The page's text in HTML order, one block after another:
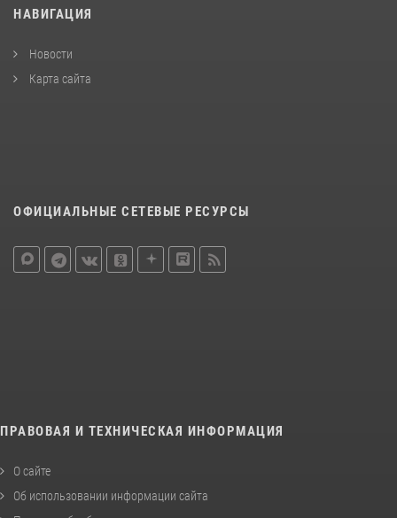
НАВИГАЦИЯ
Новости
Карта сайта
ОФИЦИАЛЬНЫЕ СЕТЕВЫЕ РЕСУРСЫ
ПРАВОВАЯ И ТЕХНИЧЕСКАЯ ИНФОРМАЦИЯ
О сайте
Об использовании информации сайта